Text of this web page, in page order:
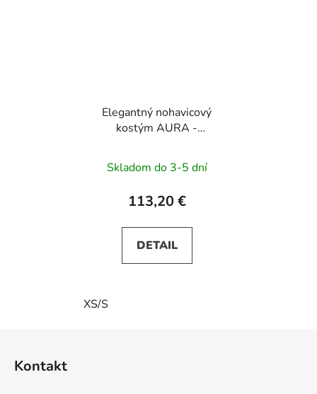
Elegantný nohavicový
kostým AURA -
Skladom do 3-5 dní
113,20 €
DETAIL
XS/S
Kontakt